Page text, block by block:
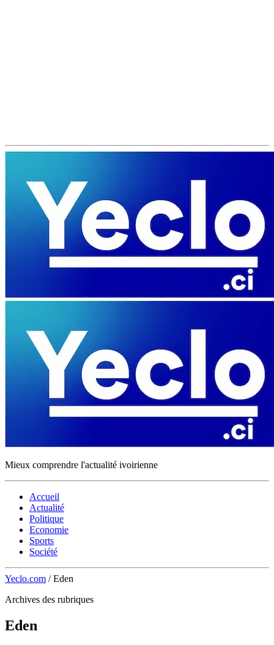
Mieux comprendre l'actualité ivoirienne
Accueil
Actualité
Politique
Economie
Sports
Société
Yeclo.com / Eden
Archives des rubriques
Eden